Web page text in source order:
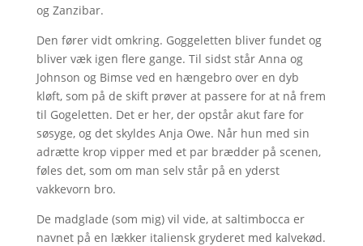
og Zanzibar.
Den fører vidt omkring. Goggeletten bliver fundet og
bliver væk igen flere gange. Til sidst står Anna og
Johnson og Bimse ved en hængebro over en dyb
kløft, som på de skift prøver at passere for at nå frem
til Gogeletten. Det er her, der opstår akut fare for
søsyge, og det skyldes Anja Owe. Når hun med sin
adrætte krop vipper med et par brædder på scenen,
føles det, som om man selv står på en yderst
vakkevorn bro.
De madglade (som mig) vil vide, at saltimbocca er
navnet på en lækker italiensk gryderet med kalvekød.